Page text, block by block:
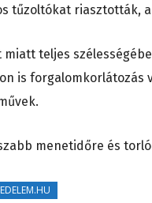
tűzoltókat riasztották,
miatt teljes
is forgalomkorlátozás
menetidőre és